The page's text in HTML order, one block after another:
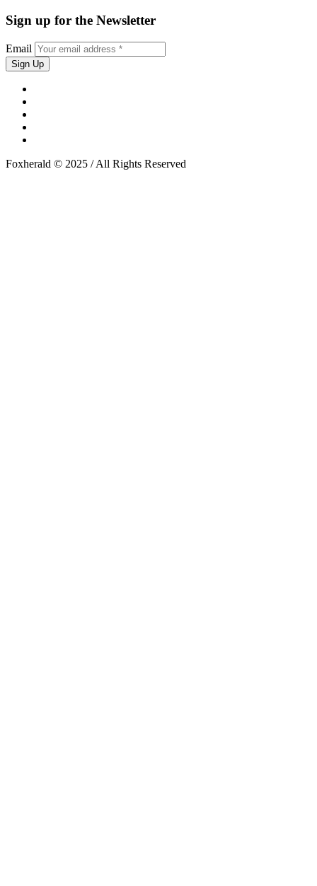
Sign up for the Newsletter
Email
Foxherald © 2025 / All Rights Reserved